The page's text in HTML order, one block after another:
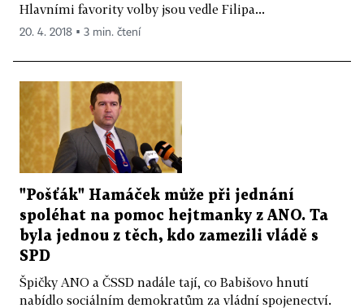
Hlavními favority volby jsou vedle Filipa...
20. 4. 2018 ▪ 3 min. čtení
"Pošťák" Hamáček může při jednání
spoléhat na pomoc hejtmanky z ANO. Ta
byla jednou z těch, kdo zamezili vládě s
SPD
Špičky ANO a ČSSD nadále tají, co Babišovo hnutí
nabídlo sociálním demokratům za vládní spojenectví.